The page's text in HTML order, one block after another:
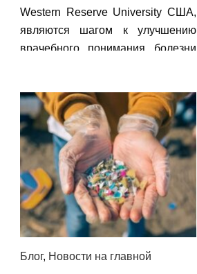
Western Reserve University США,
являются шагом к улучшению
врачебного понимания болезни
воспаления кишечной стенки.
Блог, Новости на главной